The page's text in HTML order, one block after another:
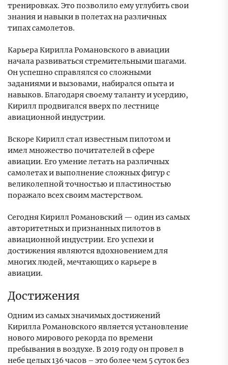
тренировках. Это позволило ему углубить свои
знания и навыки в полетах на различных
типах самолетов.
Карьера Кирилла Романовского в авиации
начала развиваться стремительными шагами.
Он успешно справлялся со сложными
заданиями и вызовами, набирался опыта и
навыков. Благодаря своему таланту и усердию,
Кирилл продвигался вверх по лестнице
авиационной индустрии.
Вскоре Кирилл стал известным пилотом и
имел множество почитателей в сфере
авиации. Его умение летать на различных
самолетах и выполнение сложных фигур с
великолепной точностью и пластиностью
поражало всех своим мастерством.
Сегодня Кирилл Романовский — один из самых
авторитетных и признанных пилотов в
авиационной индустрии. Его успехи и
достижения являются вдохновением для
многих людей, мечтающих о карьере в
авиации.
Достижения
Одним из самых значимых достижений
Кирилла Романовского является установление
нового мирового рекорда по времени
пребывания в воздухе. В 2019 году он провел в
небе целых 136 часов – это более чем 5 суток без